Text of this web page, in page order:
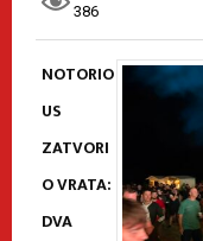
386
NOTORIO
US
ZATVORI
O VRATA:
DVA